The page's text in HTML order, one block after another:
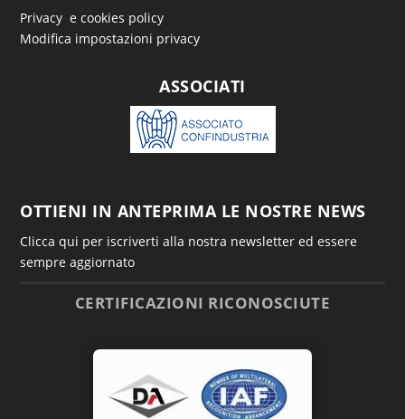
Privacy e cookies policy
Modifica impostazioni privacy
ASSOCIATI
OTTIENI IN ANTEPRIMA LE NOSTRE NEWS
Clicca qui per iscriverti alla nostra newsletter ed essere
sempre aggiornato
CERTIFICAZIONI RICONOSCIUTE